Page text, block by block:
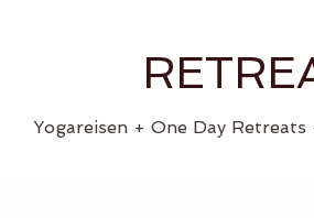
Yogareisen + One Day